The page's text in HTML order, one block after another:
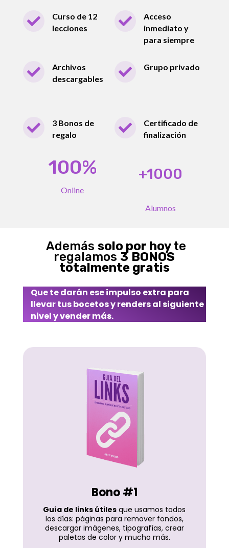

Curso de 12
lecciones

Acceso
inmediato y
para siempre

Archivos
descargables
 Grupo privado

3 Bonos de
regalo

Certificado de
finalización
100%
Online
+1000
Alumnos
Además solo por hoyte
regalamos 3 BONOS
totalmente gratis
Que te darán ese impulso extra para
llevar tus bocetos y renders al siguiente
nivel y vender más.
Bono #1
Guía de links útiles que usamos todos
los días: páginas para remover fondos,
descargar imágenes, tipografías, crear
paletas de color y mucho más.